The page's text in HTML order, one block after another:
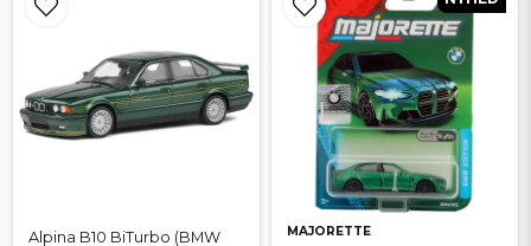
Alpina B10 BiTurbo (BMW
MAJORETTE